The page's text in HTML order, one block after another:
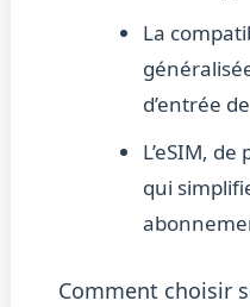
La
d’entrée
L’eSIM,
qui
Comment choisir